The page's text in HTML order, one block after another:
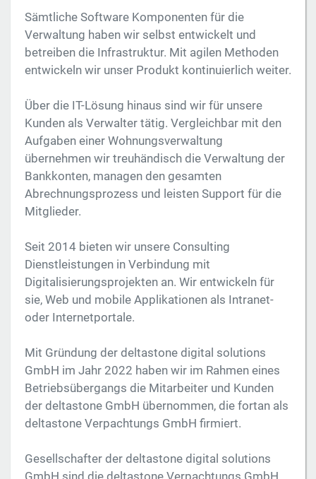
Sämtliche Software Komponenten für die
Verwaltung haben wir selbst entwickelt und
betreiben die Infrastruktur. Mit agilen Methoden
entwickeln wir unser Produkt kontinuierlich weiter.
Über die IT-Lösung hinaus sind wir für unsere
Kunden als Verwalter tätig. Vergleichbar mit den
Aufgaben einer Wohnungsverwaltung
übernehmen wir treuhändisch die Verwaltung der
Bankkonten, managen den gesamten
Abrechnungsprozess und leisten Support für die
Mitglieder.
Seit 2014 bieten wir unsere Consulting
Dienstleistungen in Verbindung mit
Digitalisierungsprojekten an. Wir entwickeln für
sie, Web und mobile Applikationen als Intranet-
oder Internetportale.
Mit Gründung der deltastone digital solutions
GmbH im Jahr 2022 haben wir im Rahmen eines
Betriebsübergangs die Mitarbeiter und Kunden
der deltastone GmbH übernommen, die fortan als
deltastone Verpachtungs GmbH firmiert.
Gesellschafter der deltastone digital solutions
GmbH sind die deltastone Verpachtungs GmbH